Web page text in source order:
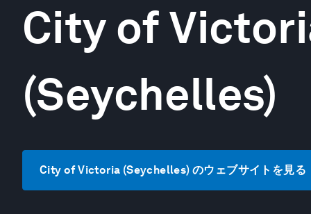
City of
(Seychelles)
City of Victoria (Seychelles) のウェブサイトを見る